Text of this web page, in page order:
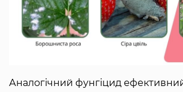
Аналогічний фунгіцид ефективний